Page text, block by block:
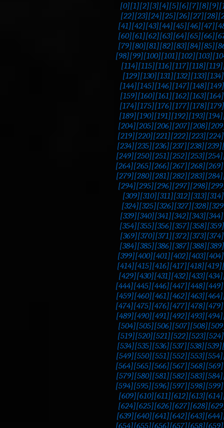
[0][1][2][3][4][5][6][7][8][9]
[22][23][24][25][26][27][28]
[41][42][43][44][45][46][47]
[60][61][62][63][64][65][66]
[79][80][81][82][83][84][85]
[98][99][100][101][102][103]
[114][115][116][117][118][119]
[129][130][131][132][133][134]
[144][145][146][147][148][149]
[159][160][161][162][163][164]
[174][175][176][177][178][179]
[189][190][191][192][193][194]
[204][205][206][207][208]
[219][220][221][222][223][224]
[234][235][236][237][238][239]
[249][250][251][252][253][254]
[264][265][266][267][268][269]
[279][280][281][282][283][284]
[294][295][296][297][298]
[309][310][311][312][313][314]
[324][325][326][327][328]
[339][340][341][342][343][344]
[354][355][356][357][358][359]
[369][370][371][372][373][374]
[384][385][386][387][388][389]
[399][400][401][402][403][404]
[414][415][416][417][418][419]
[429][430][431][432][433][434]
[444][445][446][447][448][449]
[459][460][461][462][463][464]
[474][475][476][477][478][479]
[489][490][491][492][493][494]
[504][505][506][507][508]
[519][520][521][522][523][524]
[534][535][536][537][538][539]
[549][550][551][552][553][554]
[564][565][566][567][568][569]
[579][580][581][582][583][584]
[594][595][596][597][598][599]
[609][610][611][612][613][614]
[624][625][626][627][628]
[639][640][641][642][643][644]
[654][655][656][657][658][659]